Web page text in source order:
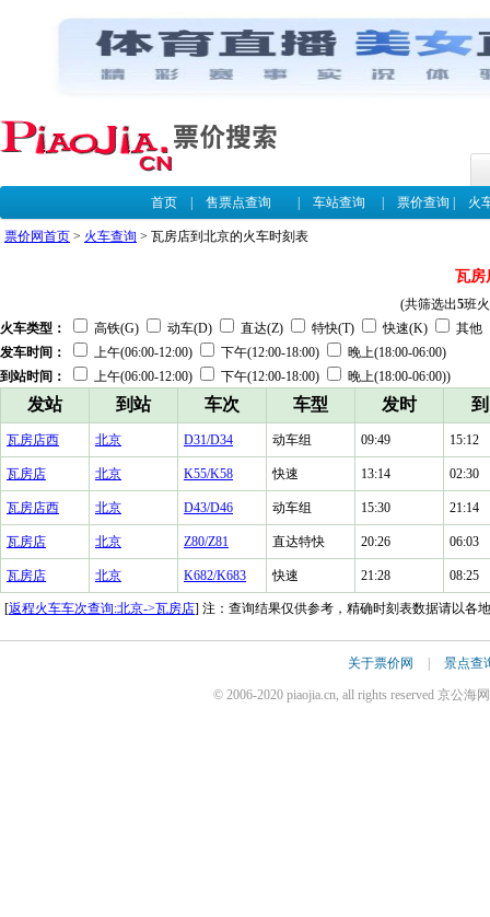
首页| 售票点查询 车站查询 票价查询 火
票价网首页 > 火车查询 > 瓦房店到北京的火车时刻表
瓦房
(共筛选出5班
火车类型：
高铁(G) 动车(D) 直达(Z) 特快(T) 快速(K)
其他
发车时间：
上午(06:00-12:00) 下午(12:00-18:00)
晚上(18:00-06:00)
到站时间：
上午(06:00-12:00) 下午(12:00-18:00) 晚上(18:00-06:00))
发站 到站 车次 车型 发时
瓦房店西 北京 D31/D34 动车组 09:49 15:12
瓦房店 北京 K55/K58 快速 13:14 02:30
瓦房店西 北京 D43/D46 动车组 15:30 21:14
瓦房店 北京 Z80/Z81 直达特快 20:26 06:03
瓦房店 北京 K682/K683 快速 21:28 08:25
[返程火车车次查询:北京->瓦房店] 注：查询结果仅供参考，精确时刻表数据请以各
关于票价网 | 景点查
© 2006-2020 piaojia.cn, all rights reserved 京公海